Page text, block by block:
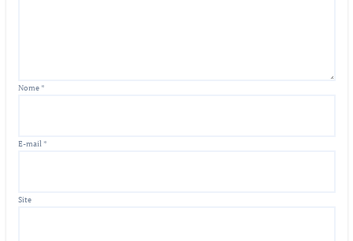
Nome*
E-mail*
Site